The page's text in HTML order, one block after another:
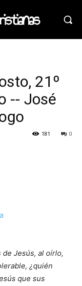
21º
-- José
0
181
de Jesús, al oírlo,
¿quién
que sus